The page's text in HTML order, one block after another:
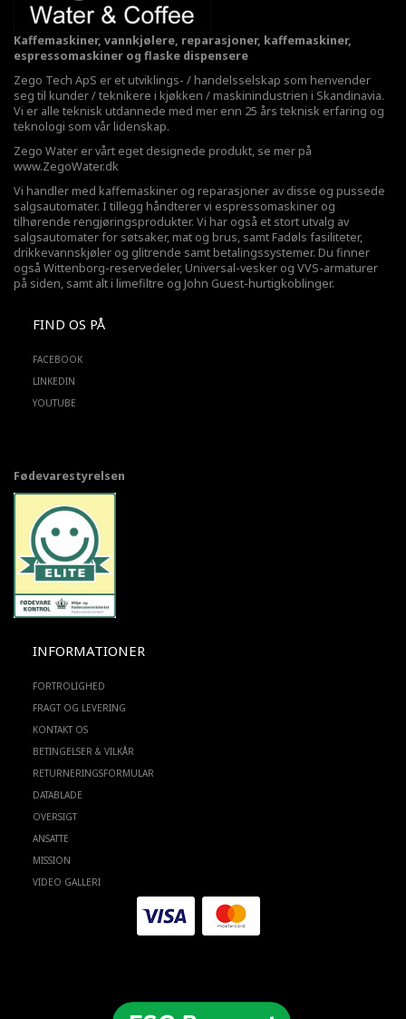
Kaffemaskiner, vannkjølere, reparasjoner, kaffemaskiner,
espressomaskiner og flaske dispensere
Zego Tech ApS er et utviklings- / handelsselskap som henvender
seg til kunder / teknikere i kjøkken / maskinindustrien i Skandinavia.
Vi er alle teknisk utdannede med mer enn 25 års teknisk erfaring og
teknologi som vår lidenskap.
Zego Water er vårt eget designede produkt, se mer på
www.ZegoWater.dk
Vi handler med kaffemaskiner og reparasjoner av disse og pussede
salgsautomater. I tillegg håndterer vi espressomaskiner og
tilhørende rengjøringsprodukter. Vi har også et stort utvalg av
salgsautomater for søtsaker, mat og brus, samt Fadøls fasiliteter,
drikkevannskjøler og glitrende samt betalingssystemer. Du finner
også Wittenborg-reservedeler, Universal-vesker og VVS-armaturer
på siden, samt alt i limefiltre og John Guest-hurtigkoblinger.
FIND OS PÅ
FACEBOOK
LINKEDIN
YOUTUBE
Fødevarestyrelsen
INFORMATIONER
FORTROLIGHED
FRAGT OG LEVERING
KONTAKT OS
BETINGELSER & VILKÅR
RETURNERINGSFORMULAR
DATABLADE
OVERSIGT
ANSATTE
MISSION
VIDEO GALLERI